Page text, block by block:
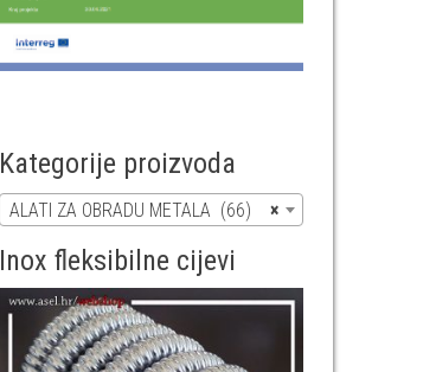
Kategorije proizvoda
×
ALATI ZA OBRADU METALA (66)
Inox fleksibilne cijevi